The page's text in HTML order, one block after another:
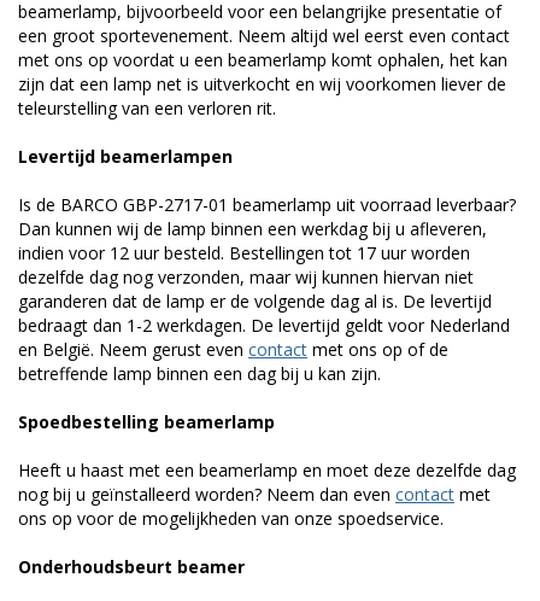
beamerlamp, bijvoorbeeld voor een belangrijke presentatie of
een groot sportevenement. Neem altijd wel eerst even contact
met ons op voordat u een beamerlamp komt ophalen, het kan
zijn dat een lamp net is uitverkocht en wij voorkomen liever de
teleurstelling van een verloren rit.
Levertijd beamerlampen
Is de BARCO GBP-2717-01 beamerlamp uit voorraad leverbaar?
Dan kunnen wij de lamp binnen een werkdag bij u afleveren,
indien voor 12 uur besteld. Bestellingen tot 17 uur worden
dezelfde dag nog verzonden, maar wij kunnen hiervan niet
garanderen dat de lamp er de volgende dag al is. De levertijd
bedraagt dan 1-2 werkdagen. De levertijd geldt voor Nederland
en België. Neem gerust even contact met ons op of de
betreffende lamp binnen een dag bij u kan zijn.
Spoedbestelling beamerlamp
Heeft u haast met een beamerlamp en moet deze dezelfde dag
nog bij u geïnstalleerd worden? Neem dan even contact met
ons op voor de mogelijkheden van onze spoedservice.
Onderhoudsbeurt beamer